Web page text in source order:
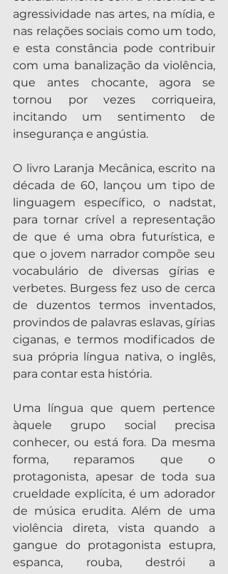
agressividade nas artes, na mídia, e
nas relações sociais como um todo,
e esta constância pode contribuir
com uma banalização da violência,
que antes chocante, agora se
tornou por vezes corriqueira,
incitando um sentimento de
insegurança e angústia.
O livro Laranja Mecânica, escrito na
década de 60, lançou um tipo de
linguagem específico, o nadstat,
para tornar crível a representação
de que é uma obra futurística, e
que o jovem narrador compõe seu
vocabulário de diversas gírias e
verbetes. Burgess fez uso de cerca
de duzentos termos inventados,
provindos de palavras eslavas, gírias
ciganas, e termos modificados de
sua própria língua nativa, o inglês,
para contar esta história.
Uma língua que quem pertence
àquele grupo social precisa
conhecer, ou está fora. Da mesma
forma, reparamos que o
protagonista, apesar de toda sua
crueldade explícita, é um adorador
de música erudita. Além de uma
violência direta, vista quando a
gangue do protagonista estupra,
espanca, rouba, destrói a